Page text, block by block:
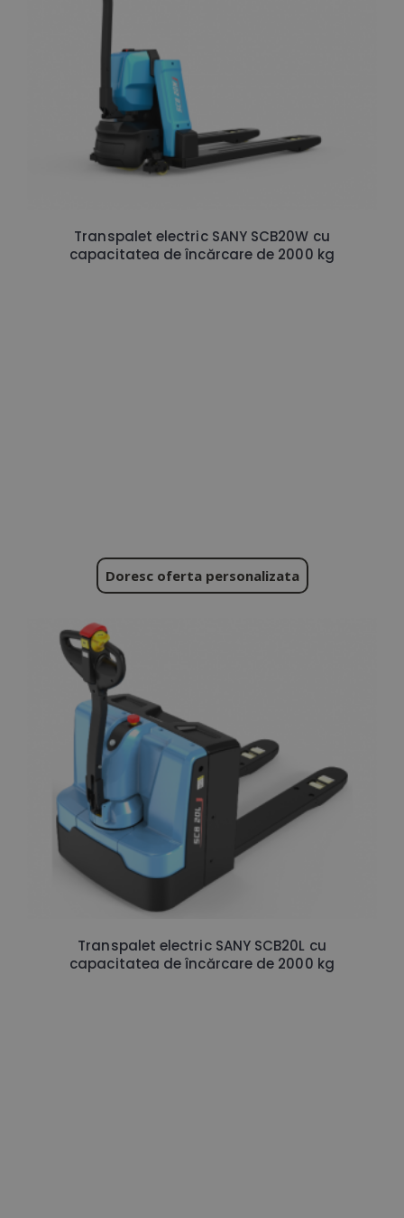
Transpalet electric SANY SCB20W cu
capacitatea de încărcare de 2000 kg
Doresc oferta personalizata
Transpalet electric SANY SCB20L cu
capacitatea de încărcare de 2000 kg